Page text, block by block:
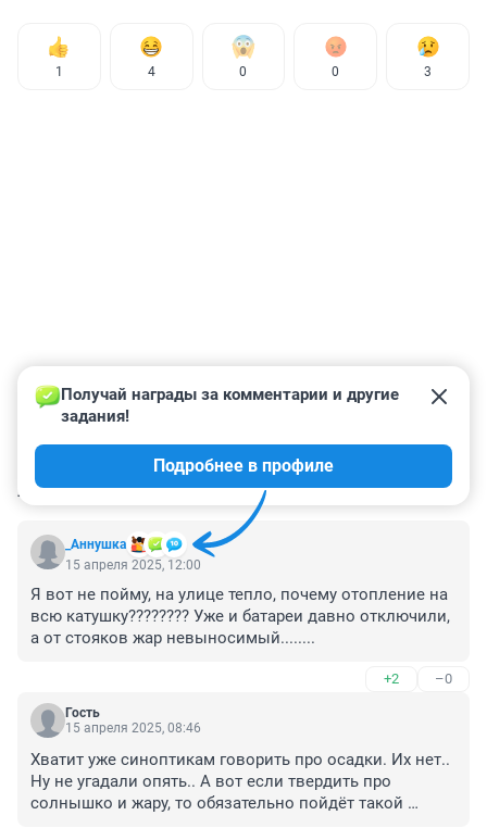
1 4 0 0 3
КОММЕНТАРИИ 4
_Аннушка
Получай награды за комментарии и другие
задания!
Подробнее в профиле
15 апреля 2025, 12:00
Я вот не пойму, на улице тепло, почему отопление на
всю катушку???????? Уже и батареи давно отключили,
а от стояков жар невыносимый........
+2 –0
Гость
15 апреля 2025, 08:46
Хватит уже синоптикам говорить про осадки. Их нет..
Ну не угадали опять.. А вот если твердить про
солнышко и жару, то обязательно пойдёт такой